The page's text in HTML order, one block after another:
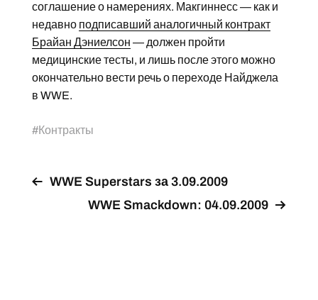
соглашение о намерениях. Макгиннесс — как и
недавно подписавший аналогичный контракт
Брайан Дэниелсон — должен пройти
медицинские тесты, и лишь после этого можно
окончательно вести речь о переходе Найджела
в WWE.
#Контракты
WWE Superstars за 3.09.2009
WWE Smackdown: 04.09.2009